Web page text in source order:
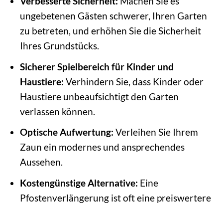
ungebetenen Gästen schwerer, Ihren Garten
zu betreten, und erhöhen Sie die Sicherheit
Ihres Grundstücks.
Sicherer Spielbereich für Kinder und
Haustiere: Verhindern Sie, dass Kinder oder
Haustiere unbeaufsichtigt den Garten
verlassen können.
Optische Aufwertung: Verleihen Sie Ihrem
Zaun ein modernes und ansprechendes
Aussehen.
Kostengünstige Alternative: Eine
Pfostenverlängerung ist oft eine preiswertere